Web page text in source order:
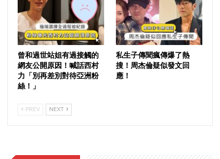
曾和過世站姐有過接觸的
網友公開原因！喊話西村
力「別再差別對待亞洲粉
絲！」
私生子傳聞瘋傳爆了熱
搜！周杰倫疑似發文回
應！
PREV NEXT